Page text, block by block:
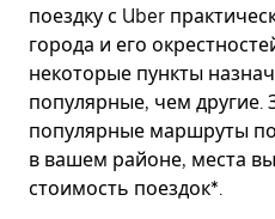
поездку с Uber
города и его
некоторые пункты
популярные, чем другие.
популярные маршруты
в вашем районе, места
стоимость поездок*.